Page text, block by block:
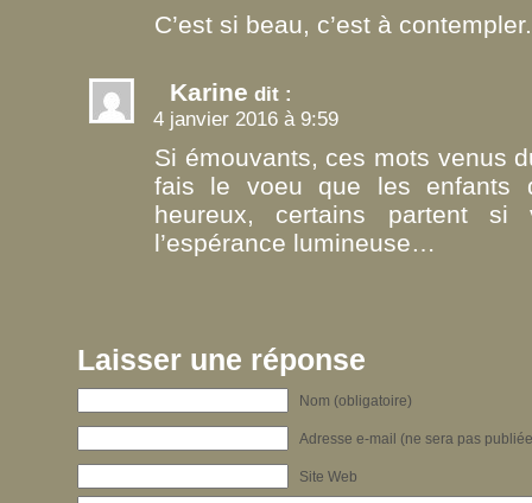
C’est si beau, c’est à contempler.
Karine dit :
4 janvier 2016 à 9:59
Si émouvants, ces mots venus
fais le voeu que les enfants
heureux, certains partent
l’espérance lumineuse…
Laisser une réponse
Nom (obligatoire)
Adresse e-mail (ne sera pas
Site Web